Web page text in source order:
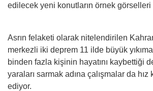
edilecek yeni konutların örnek
Asrın felaketi olarak nitelendirilen
merkezli iki deprem 11 ilde büyük
binden fazla kişinin hayatını kaybettiği
yaraları sarmak adına çalışmalar da
ediyor.